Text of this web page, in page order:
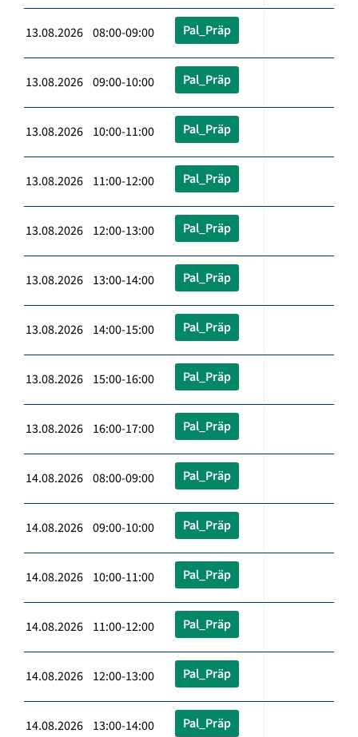
13.08.2026 08:00-09:00 Pal_Präp
13.08.2026 09:00-10:00 Pal_Präp
13.08.2026 10:00-11:00 Pal_Präp
13.08.2026 11:00-12:00 Pal_Präp
13.08.2026 12:00-13:00 Pal_Präp
13.08.2026 13:00-14:00 Pal_Präp
13.08.2026 14:00-15:00 Pal_Präp
13.08.2026 15:00-16:00 Pal_Präp
13.08.2026 16:00-17:00 Pal_Präp
14.08.2026 08:00-09:00 Pal_Präp
14.08.2026 09:00-10:00 Pal_Präp
14.08.2026 10:00-11:00 Pal_Präp
14.08.2026 11:00-12:00 Pal_Präp
14.08.2026 12:00-13:00 Pal_Präp
14.08.2026 13:00-14:00 Pal_Präp